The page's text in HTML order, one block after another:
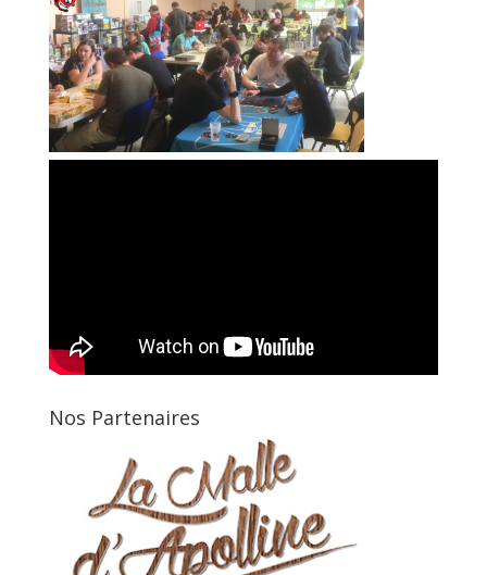
Nos Partenaires